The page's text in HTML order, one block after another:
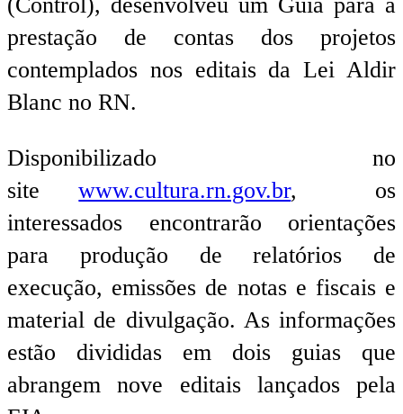
(Control), desenvolveu um Guia para a
prestação de contas dos projetos
contemplados nos editais da Lei Aldir
Blanc no RN.
Disponibilizado no
sitewww.cultura.rn.gov.br, os
interessados encontrarão orientações
para produção de relatórios de
execução, emissões de notas e fiscais e
material de divulgação. As informações
estão divididas em dois guias que
abrangem nove editais lançados pela